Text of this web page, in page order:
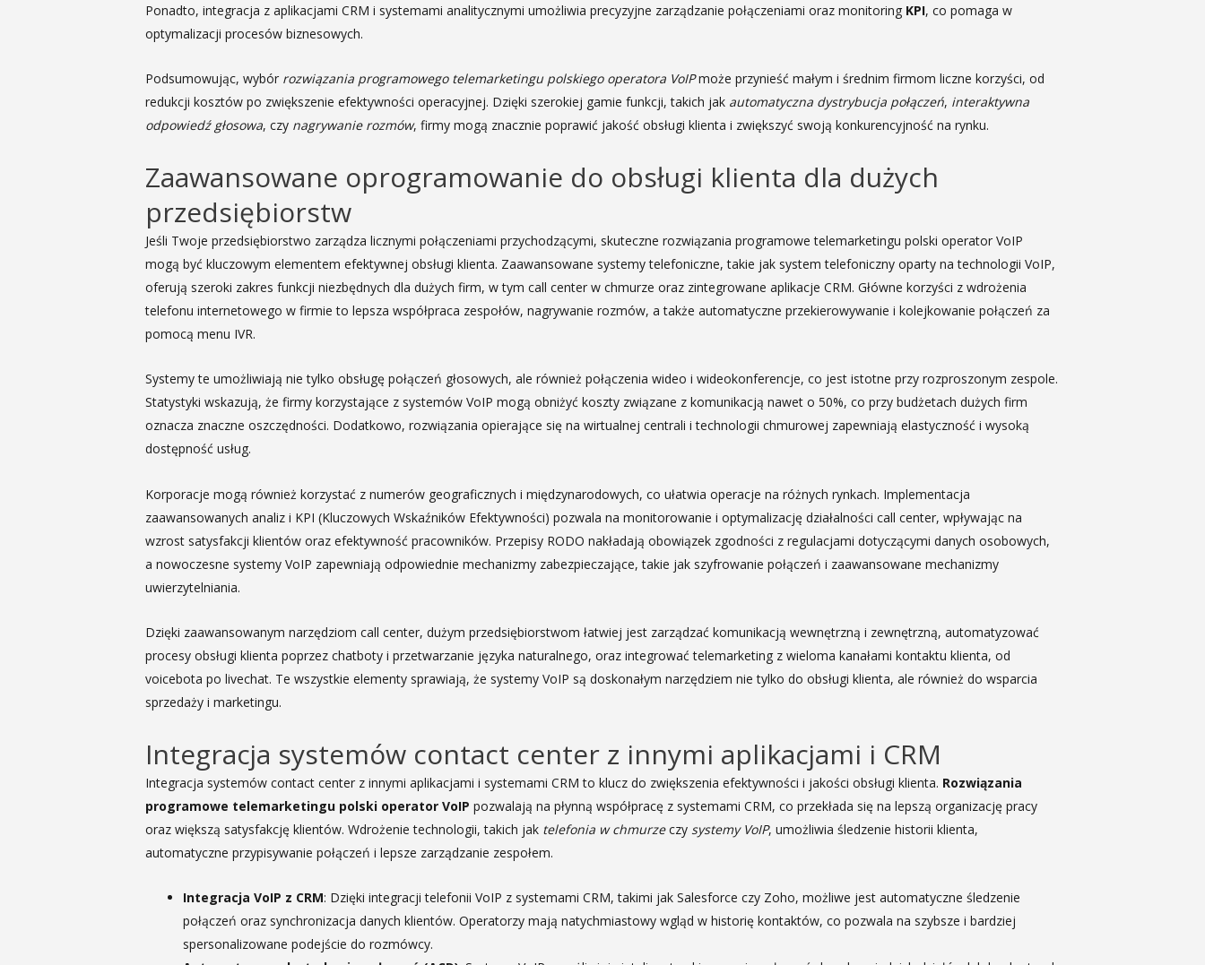
Ponadto, integracja z aplikacjami CRM i systemami analitycznymi umożliwia precyzyjne zarządzanie połączeniami oraz monitoring KPI, co pomaga w
optymalizacji procesów biznesowych.
Podsumowując, wybór rozwiązania programowego telemarketingu polskiego operatora VoIPmoże przynieść małym i średnim firmom liczne korzyści, od
redukcji kosztów po zwiększenie efektywności operacyjnej. Dzięki szerokiej gamie funkcji, takich jak automatyczna dystrybucja połączeń, interaktywna
odpowiedź głosowa, czy nagrywanie rozmów, firmy mogą znacznie poprawić jakość obsługi klienta i zwiększyć swoją konkurencyjność na rynku.
Zaawansowane oprogramowanie do obsługi klienta dla dużych
przedsiębiorstw
Jeśli Twoje przedsiębiorstwo zarządza licznymi połączeniami przychodzącymi, skuteczne rozwiązania programowe telemarketingu polski operator VoIP
mogą być kluczowym elementem efektywnej obsługi klienta. Zaawansowane systemy telefoniczne, takie jak system telefoniczny oparty na technologii VoIP,
oferują szeroki zakres funkcji niezbędnych dla dużych firm, w tym call center w chmurze oraz zintegrowane aplikacje CRM. Główne korzyści z wdrożenia
telefonu internetowego w firmie to lepsza współpraca zespołów, nagrywanie rozmów, a także automatyczne przekierowywanie i kolejkowanie połączeń za
pomocą menu IVR.
Systemy te umożliwiają nie tylko obsługę połączeń głosowych, ale również połączenia wideo i wideokonferencje, co jest istotne przy rozproszonym zespole.
Statystyki wskazują, że firmy korzystające z systemów VoIP mogą obniżyć koszty związane z komunikacją nawet o 50%, co przy budżetach dużych firm
oznacza znaczne oszczędności. Dodatkowo, rozwiązania opierające się na wirtualnej centrali i technologii chmurowej zapewniają elastyczność i wysoką
dostępność usług.
Korporacje mogą również korzystać z numerów geograficznych i międzynarodowych, co ułatwia operacje na różnych rynkach. Implementacja
zaawansowanych analiz i KPI (Kluczowych Wskaźników Efektywności) pozwala na monitorowanie i optymalizację działalności call center, wpływając na
wzrost satysfakcji klientów oraz efektywność pracowników. Przepisy RODO nakładają obowiązek zgodności z regulacjami dotyczącymi danych osobowych,
a nowoczesne systemy VoIP zapewniają odpowiednie mechanizmy zabezpieczające, takie jak szyfrowanie połączeń i zaawansowane mechanizmy
uwierzytelniania.
Dzięki zaawansowanym narzędziom call center, dużym przedsiębiorstwom łatwiej jest zarządzać komunikacją wewnętrzną i zewnętrzną, automatyzować
procesy obsługi klienta poprzez chatboty i przetwarzanie języka naturalnego, oraz integrować telemarketing z wieloma kanałami kontaktu klienta, od
voicebota po livechat. Te wszystkie elementy sprawiają, że systemy VoIP są doskonałym narzędziem nie tylko do obsługi klienta, ale również do wsparcia
sprzedaży i marketingu.
Integracja systemów contact center z innymi aplikacjami i CRM
Integracja systemów contact center z innymi aplikacjami i systemami CRM to klucz do zwiększenia efektywności i jakości obsługi klienta. Rozwiązania
programowe telemarketingu polski operator VoIP pozwalają na płynną współpracę z systemami CRM, co przekłada się na lepszą organizację pracy
oraz większą satysfakcję klientów. Wdrożenie technologii, takich jak telefonia w chmurzeczy systemy VoIP, umożliwia śledzenie historii klienta,
automatyczne przypisywanie połączeń i lepsze zarządzanie zespołem.
Integracja VoIP z CRM: Dzięki integracji telefonii VoIP z systemami CRM, takimi jak Salesforce czy Zoho, możliwe jest automatyczne śledzenie
połączeń oraz synchronizacja danych klientów. Operatorzy mają natychmiastowy wgląd w historię kontaktów, co pozwala na szybsze i bardziej
spersonalizowane podejście do rozmówcy.